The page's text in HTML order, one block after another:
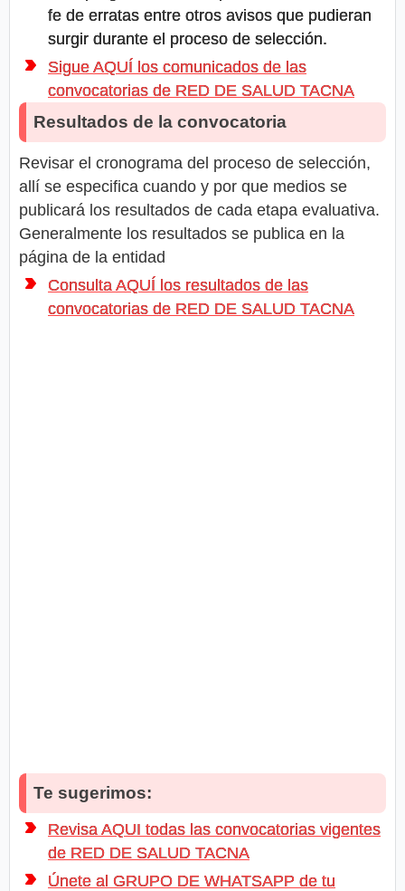
fe de erratas entre otros avisos que pudieran
surgir durante el proceso de selección.
Sigue AQUÍ los comunicados de las
convocatorias de RED DE SALUD TACNA
Resultados de la convocatoria
Revisar el cronograma del proceso de selección,
allí se especifica cuando y por que medios se
publicará los resultados de cada etapa evaluativa.
Generalmente los resultados se publica en la
página de la entidad
Consulta AQUÍ los resultados de las
convocatorias de RED DE SALUD TACNA
Te sugerimos:
Revisa AQUI todas las convocatorias vigentes
de RED DE SALUD TACNA
Únete al GRUPO DE WHATSAPP de tu